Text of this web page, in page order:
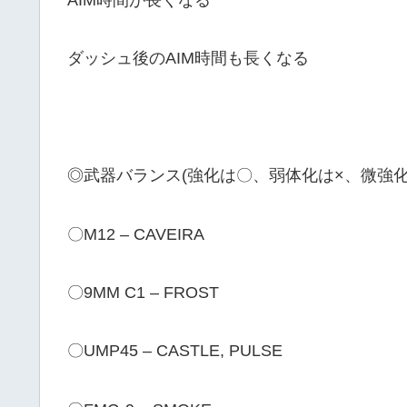
ダッシュ後のAIM時間も長くなる
◎武器バランス(強化は〇、弱体化は×、微強
〇M12 – CAVEIRA
〇9MM C1 – FROST
〇UMP45 – CASTLE, PULSE